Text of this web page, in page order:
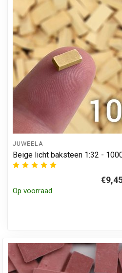
JUWEELA
Beige licht baksteen 1:32 -
Op voorraad